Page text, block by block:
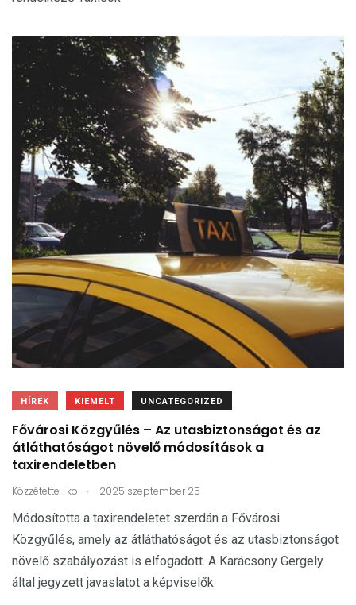
HÍREK KIEMELT UNCATEGORIZED
Fővárosi Közgyűlés – Az utasbiztonságot és az
átláthatóságot növelő módosítások a
taxirendeletben
Közzétette -ko . 2025 szeptember 25
Módosította a taxirendeletet szerdán a Fővárosi
Közgyűlés, amely az átláthatóságot és az utasbiztonságot
növelő szabályozást is elfogadott. A Karácsony Gergely
által jegyzett javaslatot a képviselők